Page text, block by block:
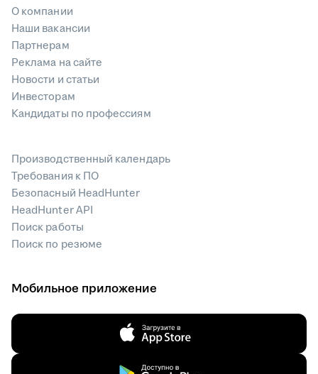
О компании
Наши вакансии
Партнерам
Реклама на сайте
Новости и статьи
Инвесторам
Кандидаты по профессиям
Производственный календарь
Требования к ПО
Безопасный HeadHunter
HeadHunter API
Поиск работы
Поиск по резюме
Мобильное приложение